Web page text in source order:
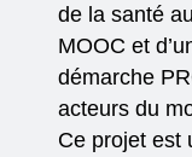
de la santé
MOOC et
démarche
acteurs du
Ce projet est